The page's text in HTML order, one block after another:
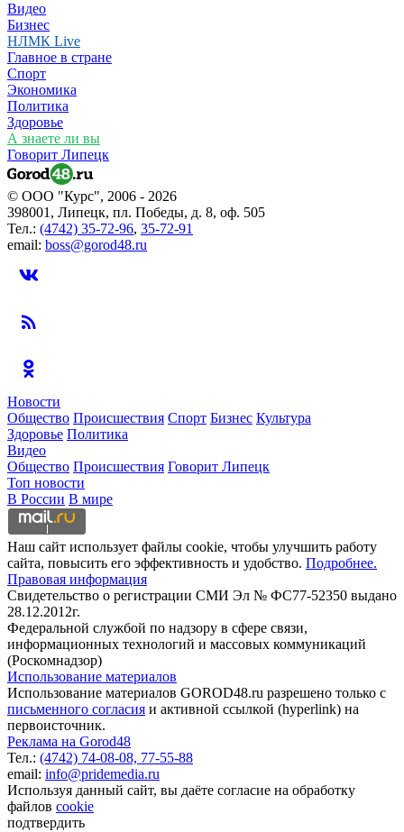
Видео
Бизнес
НЛМК Live
Главное в стране
Спорт
Экономика
Политика
Здоровье
А знаете ли вы
Говорит Липецк
© ООО "Курс", 2006 - 2026
398001, Липецк, пл. Победы, д. 8, оф. 505
Тел.: (4742) 35-72-96, 35-72-91
email: boss@gorod48.ru
Новости
Общество Происшествия Спорт Бизнес Культура
Здоровье Политика
Видео
Общество Происшествия Говорит Липецк
Топ новости
В России В мире
Наш сайт использует файлы cookie, чтобы улучшить работу
сайта, повысить его эффективность и удобство. Подробнее.
Правовая информация
Свидетельство о регистрации СМИ Эл № ФС77-52350 выдано
28.12.2012г.
Федеральной службой по надзору в сфере связи,
информационных технологий и массовых коммуникаций
(Роскомнадзор)
Использование материалов
Использование материалов GOROD48.ru разрешено только с
письменного согласия и активной ссылкой (hyperlink) на
первоисточник.
Реклама на Gorod48
Тел.: (4742) 74-08-08, 77-55-88
email: info@pridemedia.ru
Используя данный сайт, вы даёте согласие на обработку
файлов cookie
подтвердить